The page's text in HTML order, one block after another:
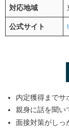
対応地域
公式サイト
内定獲得までサ
親身に話を聞い
面接対策がしっ